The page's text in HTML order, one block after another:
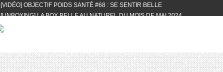
[VIDÉO] OBJECTIF POIDS SANTÉ #68 : SE SENTIR BELLE
[UNBOXING] LA BOX BELLE AU NATUREL DU MOIS DE MAI 2024
[VIDÉO] UNBOXING : LES MY LITTLE & BIOTYFULL BOX DU MOIS DE MAI 2024
[VIDÉO] QUITOQUE #10 : MEAL PREP & CONVIVIALITÉ
[VIDÉO] UNBOXING : LES MY LITTLE & BIOTYFULL BOX DU MOIS D’AVRIL